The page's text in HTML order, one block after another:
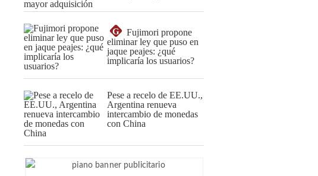
G
Fujimori propone
eliminar ley que puso en
jaque peajes: ¿qué
implicaría los usuarios?
Pese a recelo de EE.UU.,
Argentina renueva
intercambio de monedas
con China